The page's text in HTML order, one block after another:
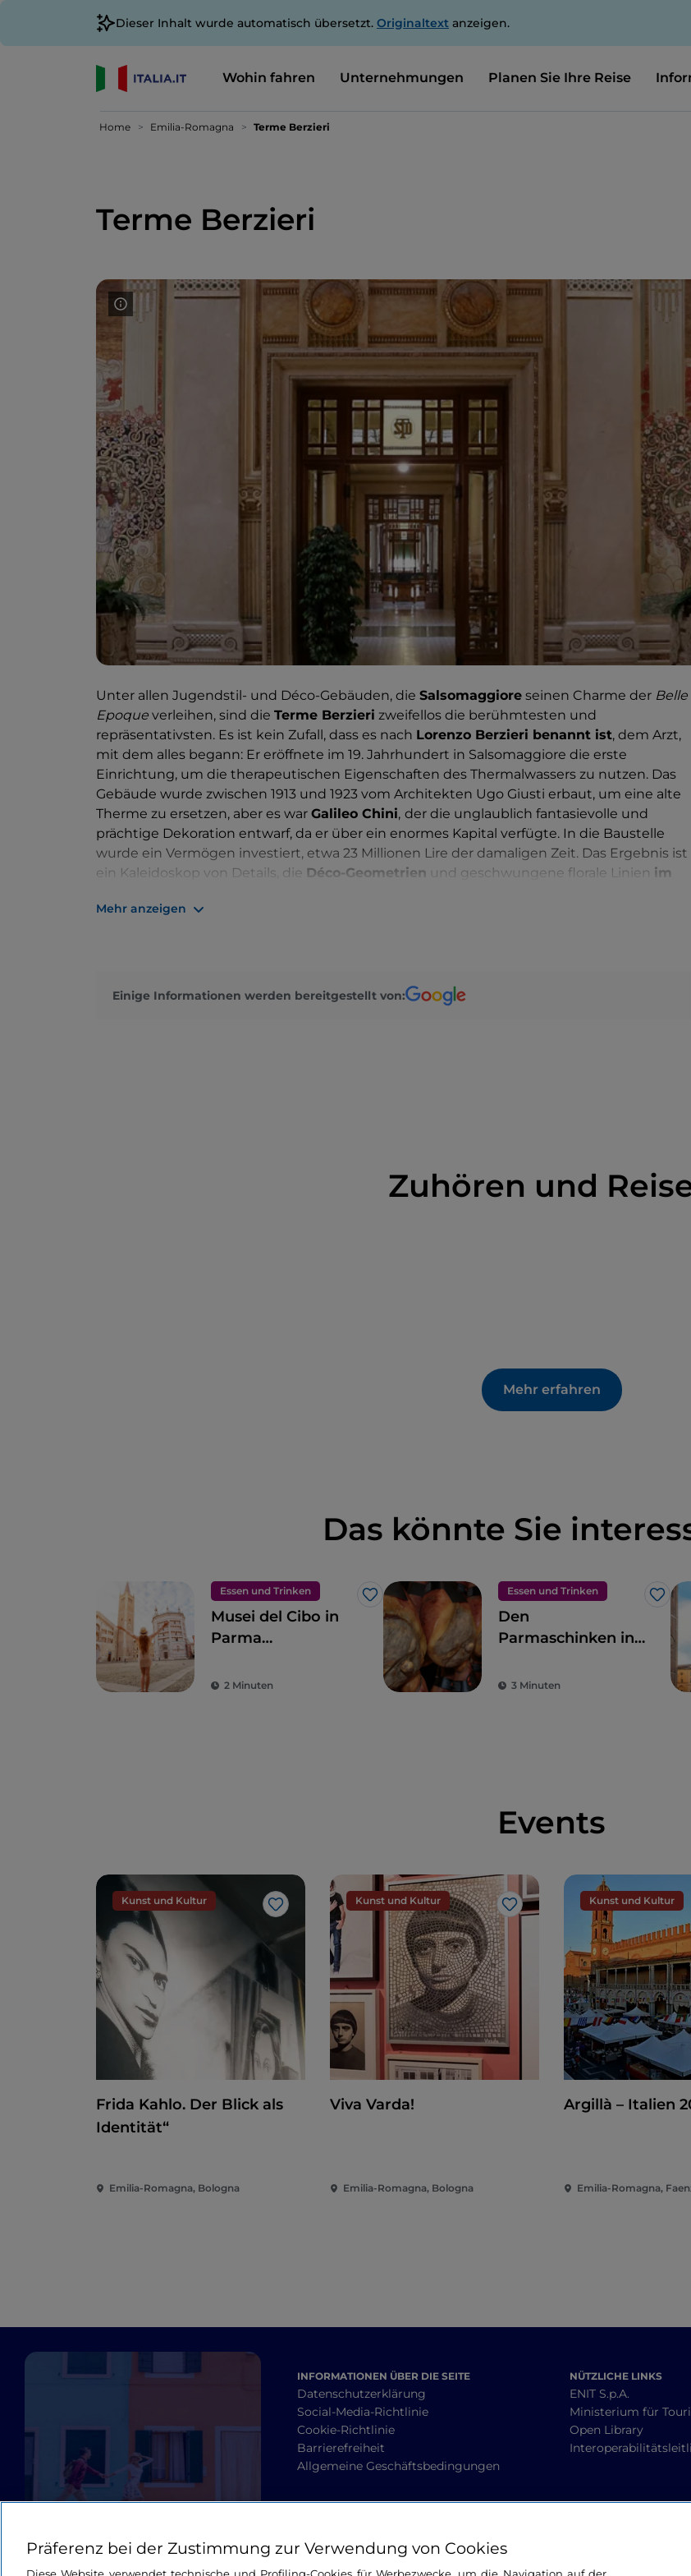
Dieser Inhalt wurde automatisch übersetzt. Originaltext anzeigen.
Wohin fahren Unternehmungen Planen Sie Ihre Reise
Home Emilia-Romagna Terme Berzieri
Terme Berzieri
Unter allen Jugendstil- und Déco-Gebäuden, die Salsomaggiore seinen Charme der Belle
Epoque verleihen, sind die Terme Berzieri zweifellos die berühmtesten und
repräsentativsten. Es ist kein Zufall, dass es nach Lorenzo Berzieri benannt ist, dem Arzt,
mit dem alles begann: Er eröffnete im 19. Jahrhundert in Salsomaggiore die erste
Einrichtung, um die therapeutischen Eigenschaften des Thermalwassers zu nutzen. Das
Gebäude wurde zwischen 1913 und 1923 vom Architekten Ugo Giusti erbaut, um eine alte
Therme zu ersetzen, aber es war Galileo Chini, der die unglaublich fantasievolle und
prächtige Dekoration entwarf, da er über ein enormes Kapital verfügte. In die Baustelle
wurde ein Vermögen investiert, etwa 23 Millionen Lire der damaligen Zeit. Das Ergebnis ist
ein Kaleidoskop von Details, die Déco-Geometrien und geschwungene florale Linien im
Marmor, Keramik und Glas. Die Bezüge zum Klassizismus verbinden sich mit denen zur
der Welt bezeichnet wurden … Heute umfasst die Anlage drei
, zum Komplex gehört auch das Chemische Institut mit der
Mehr anzeigen
Einige Informationen werden bereitgestellt von:
Zuhören und
Mehr erfahren
Das könnte Sie
Essen und Trinken
Like
Musei del Cibo in
Parma
Museen)
2 Minuten
Essen und Trinken
Like
Den
Parmaschinken in
genießen
3 Minuten
Events
Kunst und Kultur
Like
Frida Kahlo. Der Blick als
Identität“
Emilia-Romagna, Bologna
Kunst und Kultur
Like
Viva Varda!
Emilia-Romagna, Bologna
Kunst und Kultur
Argillà – Italien
Emilia-Romagna,
INFORMATIONEN ÜBER DIE SEITE
Datenschutzerklärung
Social-Media-Richtlinie
Cookie-Richtlinie
Barrierefreiheit
Allgemeine Geschäftsbedingungen
NÜTZLICHE LINKS
ENIT S.p.A.
Ministerium für
Open Library
Präferenz bei der Zustimmung zur Verwendung von Cookies